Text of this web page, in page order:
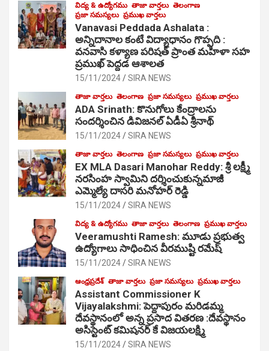
విద్య & ఉద్యోగము తాజా వార్తలు తెలంగాణ
ప్రజా సమస్యలు ప్రముఖ వార్తలు
Vanavasi Peddada Ashalata :
అన్నిదానాల కంటే విద్యాధానం గొప్పది :
వనవాసి కళ్యాణ పరిషత్ ప్రాంత మహిళా సహ
ప్రముఖ్ పెద్దడ ఆశాలత
15/11/2024 SIRA NEWS
తాజా వార్తలు తెలంగాణ ప్రజా సమస్యలు ప్రముఖ వార్తలు
ADA Srinath: కొనుగోలు కేంద్రాల‌ను
సంద‌ర్శించిన డివిజనల్ ఏడీఏ శ్రీనాథ్
15/11/2024 SIRA NEWS
తాజా వార్తలు తెలంగాణ ప్రజా సమస్యలు ప్రముఖ వార్తలు
EX MLA Dasari Manohar Reddy: శ్రీ లక్ష్మీ
నరసింహ స్వామిని దర్శించుకున్నమాజీ
ఎమ్మెల్యే దాసరి మనోహర్ రెడ్డి
15/11/2024 SIRA NEWS
విద్య & ఉద్యోగము తాజా వార్తలు తెలంగాణ ప్రముఖ వార్తలు
Veeramushti Ramesh: మూడు ప్రభుత్వ
ఉద్యోగాలు సాధించిన వీరముష్టి రమేష్
15/11/2024 SIRA NEWS
ఆంధ్రప్రదేశ్ తాజా వార్తలు ప్రజా సమస్యలు ప్రముఖ వార్తలు
Assistant Commissioner K
Vijayalakshmi: పెద్దాపురం మరిడమ్మ
దేవస్థానంలో అన్న ప్రసాద వితరణ :దేవస్థానం
అసిస్టెంట్ కమిషనర్ కే విజయలక్ష్మి
15/11/2024 SIRA NEWS